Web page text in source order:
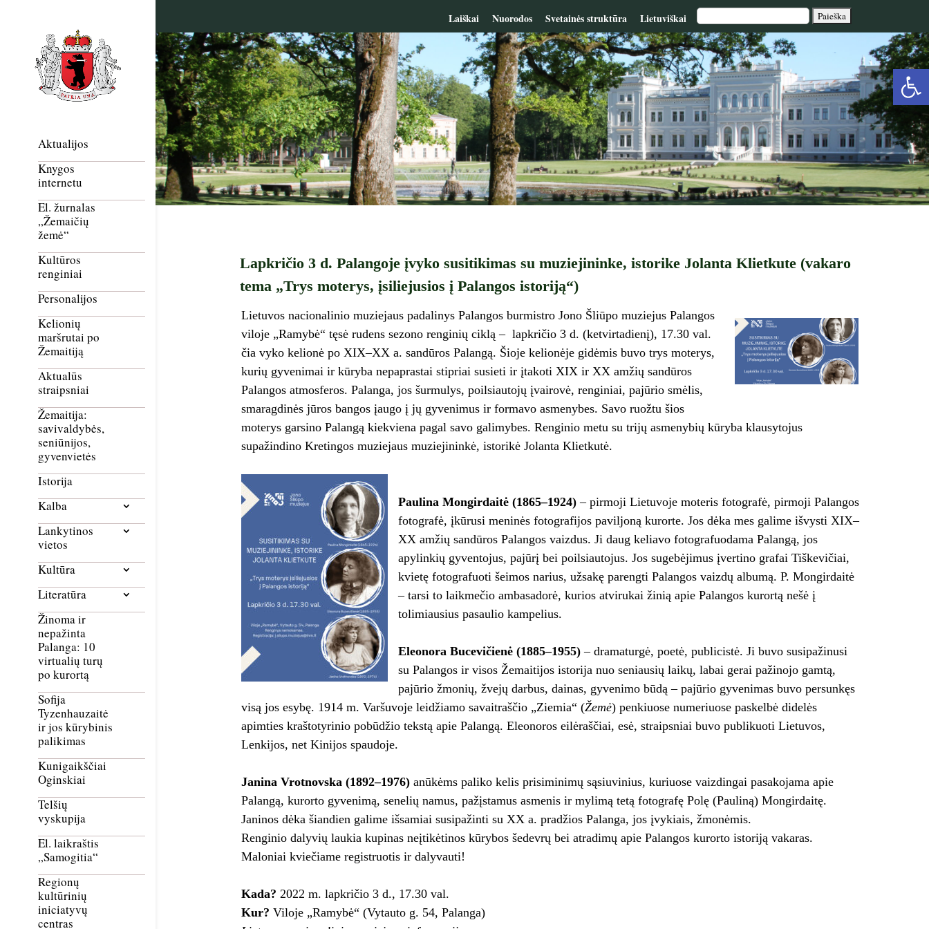
Laiškai Nuorodos Svetainės struktūra Lietuviškai
Aktualijos
Knygos
internetu
El. žurnalas
„Žemaičių
žemė“
Kultūros
renginiai
Personalijos
Kelionių
maršrutai po
Žemaitiją
Aktualūs
straipsniai
Žemaitija:
savivaldybės,
seniūnijos,
gyvenvietės
Istorija
Kalba
Lankytinos
vietos
Kultūra
Literatūra
Žinoma ir
nepažinta
Palanga: 10
virtualių turų
po kurortą
Sofija
Tyzenhauzaitė
ir jos kūrybinis
palikimas
Kunigaikščiai
Oginskiai
Telšių
vyskupija
El. laikraštis
„Samogitia“
Regionų
kultūrinių
iniciatyvų
centras
Lapkričio 3 d. Palangoje įvyko susitikimas su muziejininke, istorike Jolanta Klietkute (vakaro
tema „Trys moterys, įsiliejusios į Palangos istoriją“)
Lietuvos nacionalinio muziejaus padalinys Palangos burmistro Jono Šliūpo muziejus Palangos
viloje „Ramybė“ tęsė rudens sezono renginių ciklą – lapkričio 3 d. (ketvirtadienį), 17.30 val.
čia vyko kelionė po XIX–XX a. sandūros Palangą. Šioje kelionėje gidėmis buvo trys moterys,
kurių gyvenimai ir kūryba nepaprastai stipriai susieti ir įtakoti XIX ir XX amžių sandūros
Palangos atmosferos. Palanga, jos šurmulys, poilsiautojų įvairovė, renginiai, pajūrio smėlis,
smaragdinės jūros bangos įaugo į jų gyvenimus ir formavo asmenybes. Savo ruožtu šios
moterys garsino Palangą kiekviena pagal savo galimybes. Renginio metu su trijų asmenybių kūryba klausytojus
supažindino Kretingos muziejaus muziejininkė, istorikė Jolanta Klietkutė.
Paulina Mongirdaitė (1865–1924)– pirmoji Lietuvoje moteris fotografė, pirmoji Palangos
fotografė, įkūrusi meninės fotografijos paviljoną kurorte. Jos dėka mes galime išvysti XIX–
XX amžių sandūros Palangos vaizdus. Ji daug keliavo fotografuodama Palangą, jos
apylinkių gyventojus, pajūrį bei poilsiautojus. Jos sugebėjimus įvertino grafai Tiškevičiai,
kvietę fotografuoti šeimos narius, užsakę parengti Palangos vaizdų albumą. P. Mongirdaitė
– tarsi to laikmečio ambasadorė, kurios atvirukai žinią apie Palangos kurortą nešė į
tolimiausius pasaulio kampelius.
Eleonora Bucevičienė (1885–1955)– dramaturgė, poetė, publicistė. Ji buvo susipažinusi
su Palangos ir visos Žemaitijos istorija nuo seniausių laikų, labai gerai pažinojo gamtą,
pajūrio žmonių, žvejų darbus, dainas, gyvenimo būdą – pajūrio gyvenimas buvo persunkęs
visą jos esybę. 1914 m. Varšuvoje leidžiamo savaitraščio „Ziemia“ (Žemė) penkiuose numeriuose paskelbė didelės
apimties kraštotyrinio pobūdžio tekstą apie Palangą. Eleonoros eilėraščiai, esė, straipsniai buvo publikuoti Lietuvos,
Lenkijos, net Kinijos spaudoje.
Janina Vrotnovska (1892–1976)anūkėms paliko kelis prisiminimų sąsiuvinius, kuriuose vaizdingai pasakojama apie
Palangą, kurorto gyvenimą, senelių namus, pažįstamus asmenis ir mylimą tetą fotografę Polę (Pauliną) Mongirdaitę.
Janinos dėka šiandien galime išsamiai susipažinti su XX a. pradžios Palanga, jos įvykiais, žmonėmis.
Renginio dalyvių laukia kupinas neįtikėtinos kūrybos šedevrų bei atradimų apie Palangos kurorto istoriją vakaras.
Maloniai kviečiame registruotis ir dalyvauti!
Kada? 2022 m. lapkričio 3 d., 17.30 val.
Kur? Viloje „Ramybė“ (Vytauto g. 54, Palanga)